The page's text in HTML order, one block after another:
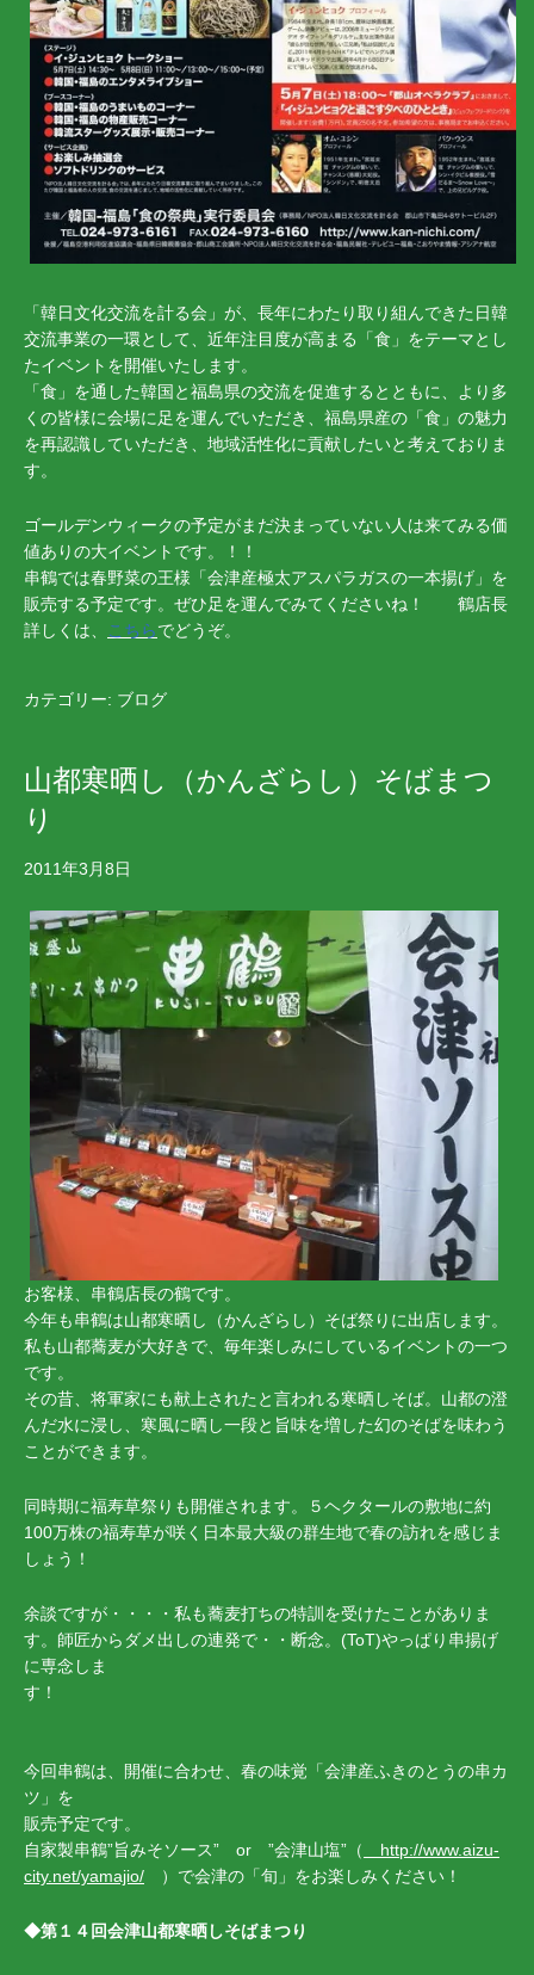
「韓日文化交流を計る会」が、長年にわたり取り組んできた日韓
交流事業の一環として、近年注目度が高まる「食」をテーマとし
たイベントを開催いたします。
「食」を通した韓国と福島県の交流を促進するとともに、より多
くの皆様に会場に足を運んでいただき、福島県産の「食」の魅力
を再認識していただき、地域活性化に貢献したいと考えておりま
す。
ゴールデンウィークの予定がまだ決まっていない人は来てみる価
値ありの大イベントです。！！
串鶴では春野菜の王様「会津産極太アスパラガスの一本揚げ」を
販売する予定です。ぜひ足を運んでみてくださいね！ 鶴店長
詳しくは、
こちらでどうぞ。
カテゴリー: ブログ
山都寒晒し（かんざらし）そばまつ
り
2011年3月8日
お客様、串鶴店長の鶴です。
今年も串鶴は山都寒晒し（かんざらし）そば祭りに出店します。
私も山都蕎麦が大好きで、毎年楽しみにしているイベントの一つ
です。
その昔、将軍家にも献上されたと言われる寒晒しそば。山都の澄
んだ水に浸し、寒風に晒し一段と旨味を増した幻のそばを味わう
ことができます。
同時期に福寿草祭りも開催されます。５ヘクタールの敷地に約
100万株の福寿草が咲く日本最大級の群生地で春の訪れを感じま
しょう！
余談ですが・・・・私も蕎麦打ちの特訓を受けたことがありま
す。師匠からダメ出しの連発で・・断念。(ToT)やっぱり串揚げ
に専念しま
す！
今回串鶴は、開催に合わせ、春の味覚「会津産ふきのとうの串カ
ツ」を
販売予定です。
自家製串鶴”旨みそソース” or ”会津山塩”（
http://www.aizu-
city.net/yamajio/ ）で会津の「旬」をお楽しみください！
◆第１４回会津山都寒晒しそばまつり